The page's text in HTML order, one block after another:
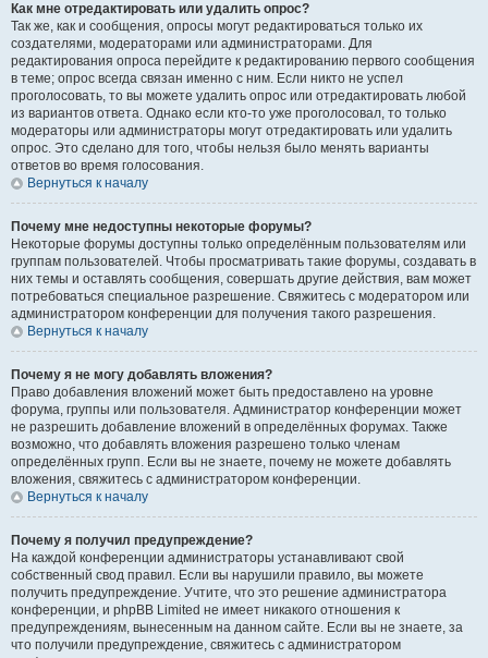
Как мне отредактировать или удалить опрос?
Так же, как и сообщения, опросы могут редактироваться только их
создателями, модераторами или администраторами. Для
редактирования опроса перейдите к редактированию первого сообщения
в теме; опрос всегда связан именно с ним. Если никто не успел
проголосовать, то вы можете удалить опрос или отредактировать любой
из вариантов ответа. Однако если кто-то уже проголосовал, то только
модераторы или администраторы могут отредактировать или удалить
опрос. Это сделано для того, чтобы нельзя было менять варианты
ответов во время голосования.
Вернуться к началу
Почему мне недоступны некоторые форумы?
Некоторые форумы доступны только определённым пользователям или
группам пользователей. Чтобы просматривать такие форумы, создавать в
них темы и оставлять сообщения, совершать другие действия, вам может
потребоваться специальное разрешение. Свяжитесь с модератором или
администратором конференции для получения такого разрешения.
Вернуться к началу
Почему я не могу добавлять вложения?
Право добавления вложений может быть предоставлено на уровне
форума, группы или пользователя. Администратор конференции может
не разрешить добавление вложений в определённых форумах. Также
возможно, что добавлять вложения разрешено только членам
определённых групп. Если вы не знаете, почему не можете добавлять
вложения, свяжитесь с администратором конференции.
Вернуться к началу
Почему я получил предупреждение?
На каждой конференции администраторы устанавливают свой
собственный свод правил. Если вы нарушили правило, вы можете
получить предупреждение. Учтите, что это решение администратора
конференции, и phpBB Limited не имеет никакого отношения к
предупреждениям, вынесенным на данном сайте. Если вы не знаете, за
что получили предупреждение, свяжитесь с администратором